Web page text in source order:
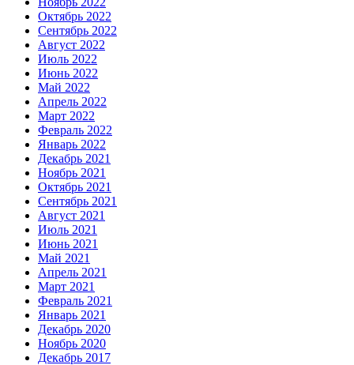
Октябрь 2022
Сентябрь 2022
Август 2022
Июль 2022
Июнь 2022
Май 2022
Апрель 2022
Март 2022
Февраль 2022
Январь 2022
Декабрь 2021
Ноябрь 2021
Октябрь 2021
Сентябрь 2021
Август 2021
Июль 2021
Июнь 2021
Май 2021
Апрель 2021
Март 2021
Февраль 2021
Январь 2021
Декабрь 2020
Ноябрь 2020
Декабрь 2017